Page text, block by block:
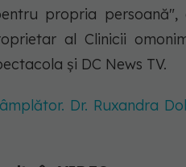
propria
al Clinicii
și DC News TV.
Dr. Ruxandra